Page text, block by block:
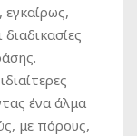
εγκαίρως,
ένα άλμα
με πόρους,